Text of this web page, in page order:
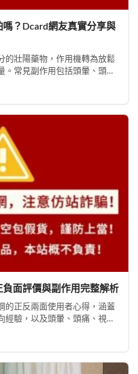
？Dcard網友真實分享與
的壯陽藥物，作用機轉為放鬆
。常見副作用包括頭暈、頭
以及是否有更好的替代選擇。
面評價與副作用完整解析
的正反兩面使用者心得，涵蓋
經驗，以及頭暈、頭痛、視覺